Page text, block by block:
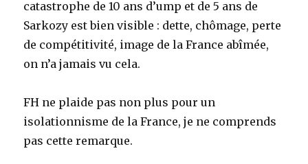
catastrophe de 10 ans d’ump et de 5 ans de
Sarkozy est bien visible : dette, chômage, perte
de compétitivité, image de la France abîmée,
on n’a jamais vu cela.
FH ne plaide pas non plus pour un
isolationnisme de la France, je ne comprends
pas cette remarque.